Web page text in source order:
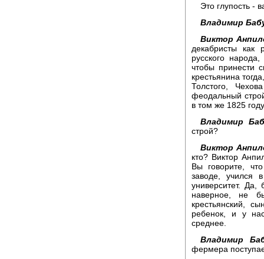
Это глупость -
Владимир
Виктор
декабристы как
русского
чтобы принести
крестьянина
Толстого,
феодальный
в том же 1825
Владимир
строй?
Виктор
кто? Виктор
Вы говорите,
заводе, учился
университет. Да,
наверное, не
крестьянский,
ребенок, и у
среднее.
Владимир
фермера